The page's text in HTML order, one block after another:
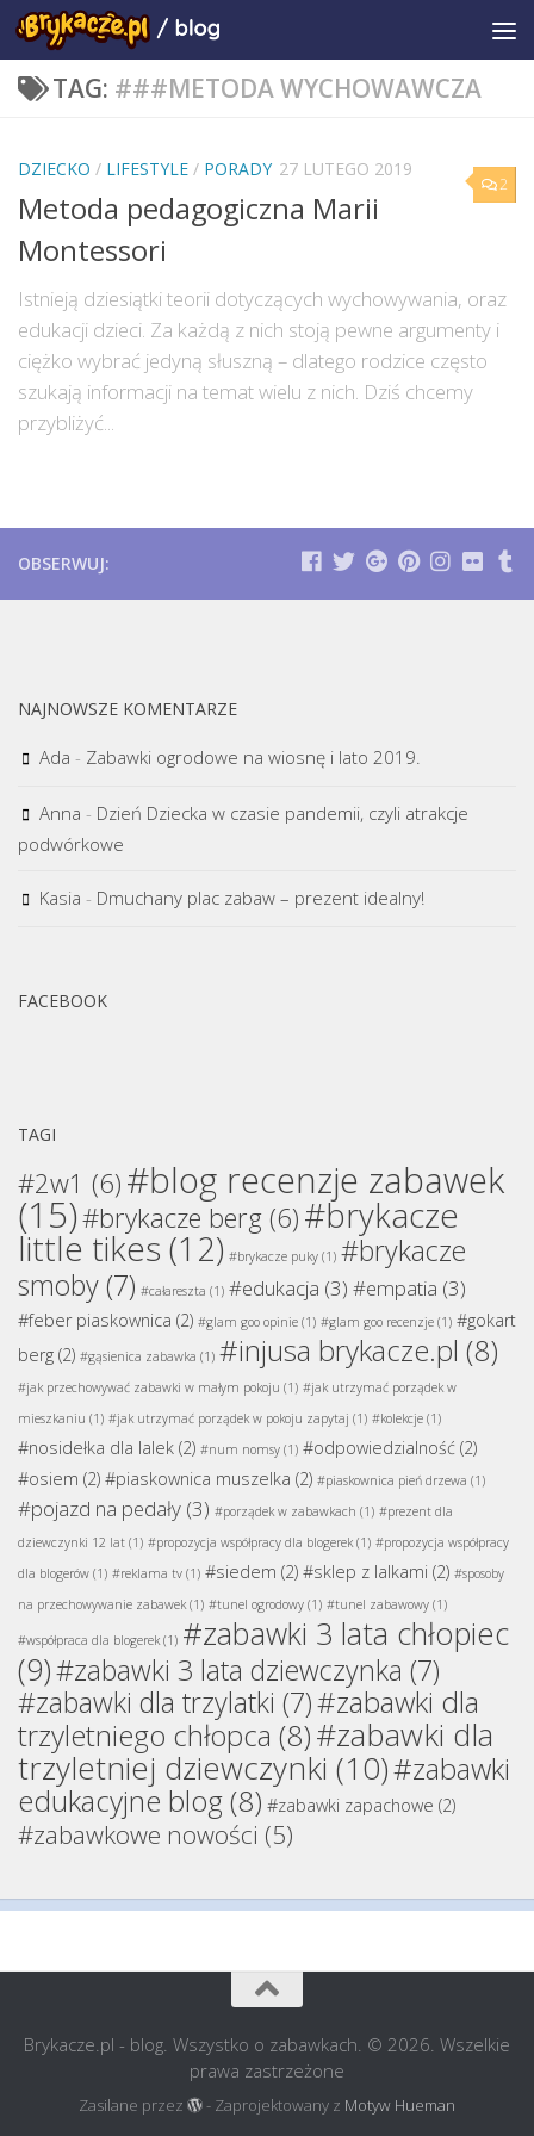
TAG: ###METODA WYCHOWAWCZA
2
DZIECKO / LIFESTYLE / PORADY 27 LUTEGO 2019
Metoda pedagogiczna Marii
Montessori
Istnieją dziesiątki teorii dotyczących wychowywania, oraz
edukacji dzieci. Za każdą z nich stoją pewne argumenty i
ciężko wybrać jedyną słuszną – dlatego rodzice często
szukają informacji na temat wielu z nich. Dziś chcemy
przybliżyć...
OBSERWUJ:
NAJNOWSZE KOMENTARZE
Ada - Zabawki ogrodowe na wiosnę i lato 2019.
Anna - Dzień Dziecka w czasie pandemii, czyli atrakcje
podwórkowe
Kasia - Dmuchany plac zabaw – prezent idealny!
FACEBOOK
TAGI
#2w1 (6) #blog recenzje zabawek
(15)#brykacze berg (6) #brykacze
little tikes (12) #brykacze puky (1) #brykacze
smoby(7) #całareszta (1) #edukacja (3) #empatia (3)
#feber piaskownica (2) #glam goo opinie (1) #glam goo recenzje (1) #gokart
berg (2) #gąsienica zabawka (1) #injusa brykacze.pl (8)
#jak przechowywać zabawki w małym pokoju (1) #jak utrzymać porządek w
mieszkaniu (1) #jak utrzymać porządek w pokoju zapytaj (1) #kolekcje (1)
#nosidełka dla lalek (2) #num nomsy (1) #odpowiedzialność (2)
#osiem (2) #piaskownica muszelka (2) #piaskownica pień drzewa (1)
#pojazd na pedały (3) #porządek w zabawkach (1) #prezent dla
dziewczynki 12 lat (1) #propozycja współpracy dla blogerek(1) #propozycja współpracy
dla blogerów (1) #reklama tv (1) #siedem (2) #sklep z lalkami (2) #sposoby
na przechowywanie zabawek(1) #tunel ogrodowy (1) #tunel zabawowy (1)
#współpraca dla blogerek(1) #zabawki 3 lata chłopiec
(9)#zabawki 3 lata dziewczynka (7)
#zabawki dla trzylatki (7)#zabawki dla
trzyletniego chłopca (8)#zabawki dla
trzyletniej dziewczynki (10)#zabawki
edukacyjne blog(8) #zabawki zapachowe (2)
#zabawkowe nowości (5)
Brykacze.pl - blog. Wszystko o zabawkach. © 2026. Wszelkie
prawa zastrzeżone
Zasilane przez - Zaprojektowany z Motyw Hueman